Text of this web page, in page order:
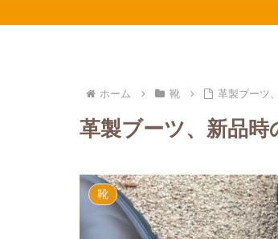
ホーム 靴 革製ブーツ
革製ブーツ、新品
靴